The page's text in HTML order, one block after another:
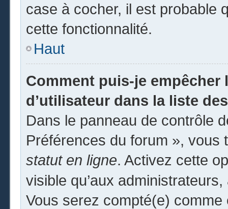
case à cocher, il est probable
cette fonctionnalité.
Haut
Comment puis-je empêcher
d’utilisateur dans la liste
Dans le panneau de contrôle
Préférences du forum », vous
statut en ligne. Activez cette
visible qu’aux
Vous serez compté(e)